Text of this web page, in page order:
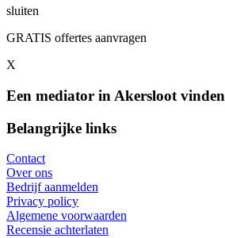
sluiten
GRATIS offertes aanvragen
X
Een mediator in Akersloot vinden
Belangrijke links
Contact
Over ons
Bedrijf aanmelden
Privacy policy
Algemene voorwaarden
Recensie achterlaten